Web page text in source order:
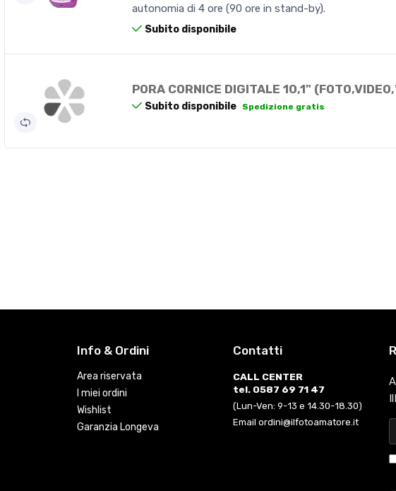
autonomia di 4 ore (90 ore in stand-by).
Subito disponibile
PORA CORNICE DIGITALE 10,1"
Subito disponibile Spedizione gratis
Info & Ordini
Area riservata
I miei ordini
Wishlist
Garanzia Longeva
Contatti
CALL CENTER
tel. 0587 69 71 47
(Lun-Ven: 9-13 e 14.30-18.30)
Email ordini@ilfotoamatore.it